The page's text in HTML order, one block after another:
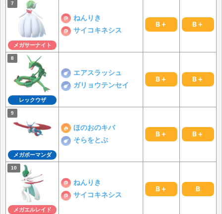
メガサーナイト
ねんりき
サイコキネシス
B＋ B＋
レックウザ
エアスラッシュ
ガリョウテンセイ
B＋ B＋
メガボーマンダ
ほのおのキバ
そらをとぶ
B＋ B＋
メガエルレイド
ねんりき
サイコキネシス
B＋ B